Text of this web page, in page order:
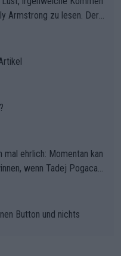
zu groß, um es im Allein
sind nun 15 Sekunden
Polster, das Niewiado
psychologische Wendep
Wenn man bei so
verpasst und der K
ist der Schaden am Ber
nun das große Finale R
Oberwasser, ab
All-In gehen. (gregman
Armstrong zu lesen. Der
ehrlich: Momentan kan
wenn Tadej Pogacar
Button und nichts